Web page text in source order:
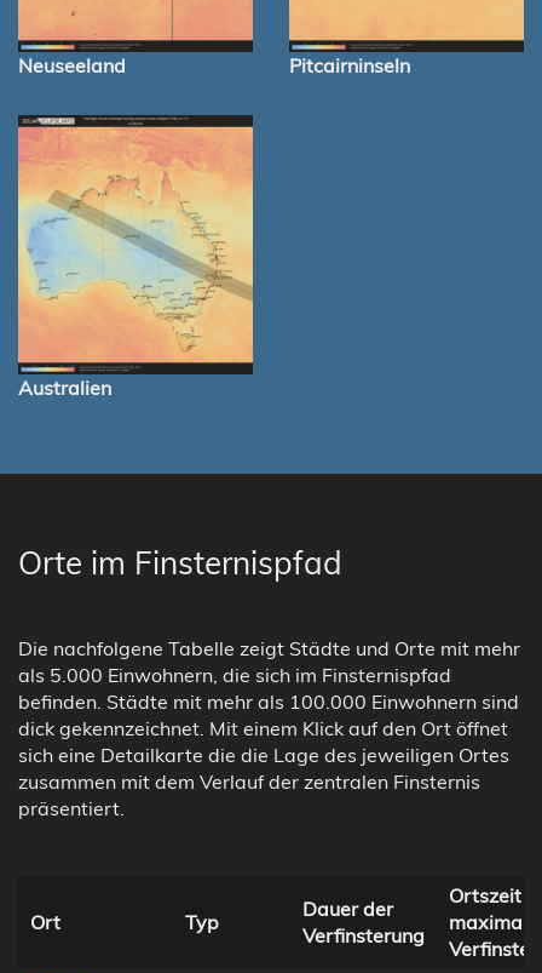
Neuseeland Pitcairninseln
Australien
Orte im Finsternispfad
Die nachfolgene Tabelle zeigt Städte und Orte mit mehr
als 5.000 Einwohnern, die sich im Finsternispfad
befinden. Städte mit mehr als 100.000 Einwohnern sind
dick gekennzeichnet. Mit einem Klick auf den Ort öffnet
sich eine Detailkarte die die Lage des jeweiligen Ortes
zusammen mit dem Verlauf der zentralen Finsternis
präsentiert.
Ort Typ
Dauer der
Verfinsterung
Ortszeit